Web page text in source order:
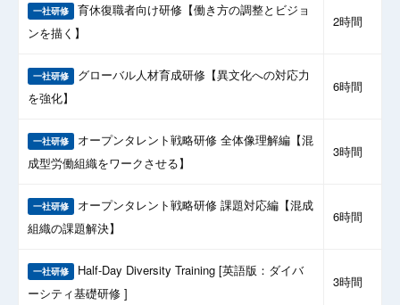
一社研修 育休復職者向け研修【働き方の調整とビジョ
ンを描く】
2時間
一社研修 グローバル人材育成研修【異文化への対応力
を強化】
6時間
一社研修 オープンタレント戦略研修 全体像理解編【混
成型労働組織をワークさせる】
3時間
一社研修 オープンタレント戦略研修 課題対応編【混成
組織の課題解決】
6時間
一社研修 Half-Day Diversity Training [英語版：ダイバ
ーシティ基礎研修 ]
3時間